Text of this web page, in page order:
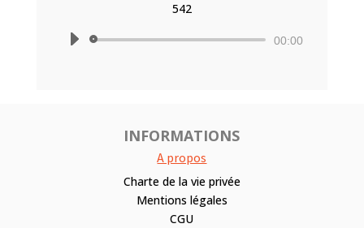
542
Lecteur
00:00
INFORMATIONS
A propos
Charte de la vie privée
Mentions légales
CGU